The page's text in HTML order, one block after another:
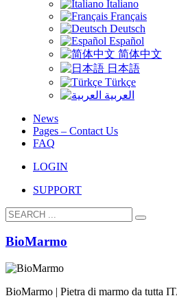
Italiano
Français
Deutsch
Español
简体中文
日本語
Türkçe
العربية
News
Pages – Contact Us
FAQ
LOGIN
SUPPORT
BioMarmo
BioMarmo | Pietra di marmo da tutta